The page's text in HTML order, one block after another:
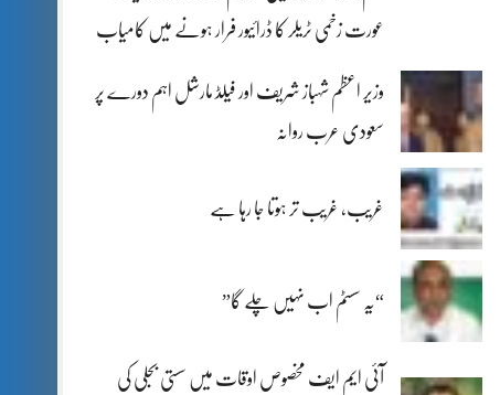
عورت زخمی ٹریلر کا ڈرائیور فرار ہونے میں کامیاب
وزیر اعظم شہباز شریف اور فیلڈ مارشل اہم دورے پر
سعودی عرب روانہ
غریب، غریب تر ہوتا جا رہا ہے
“یہ سسٹم اب نہیں چلے گا”
آئی ایم ایف مخصوص اوقات میں سستی بجلی کی